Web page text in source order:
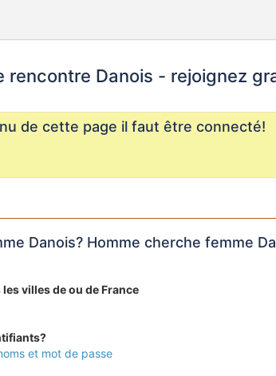
rencontre Danois - rejoignez
de cette page il faut être connecté!
Danois? Homme cherche femme
villes de ou de France
et mot de passe